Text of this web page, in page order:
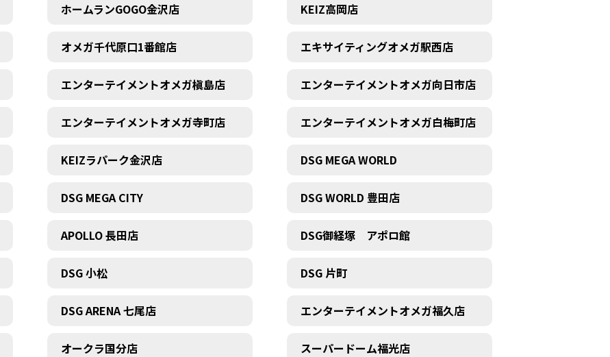
ホームランGOGO金沢店 KEIZ高岡店
オメガ千代原口1番館店 エキサイティングオメガ駅西店
エンターテイメントオメガ槇島店 エンターテイメントオメガ向日市店
エンターテイメントオメガ寺町店 エンターテイメントオメガ白梅町店
KEIZラパーク金沢店 DSG MEGA WORLD
DSG MEGA CITY DSG WORLD 豊田店
APOLLO 長田店 DSG御経塚 アポロ館
DSG 小松 DSG 片町
DSG ARENA 七尾店 エンターテイメントオメガ福久店
オークラ国分店 スーパードーム福光店